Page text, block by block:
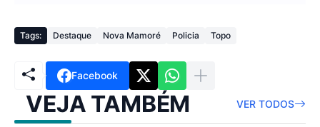
Tags: Destaque Nova Mamoré Policia Topo
Facebook
VEJA TAMBÉM VER TODOS